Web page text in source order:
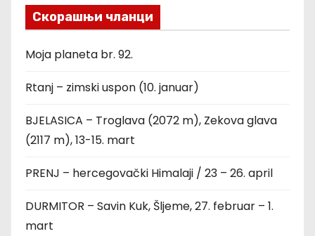
Скорашњи чланци
Moja planeta br. 92.
Rtanj – zimski uspon (10. januar)
BJELASICA – Troglava (2072 m), Zekova glava
(2117 m), 13-15. mart
PRENJ – hercegovački Himalaji / 23 – 26. april
DURMITOR – Savin Kuk, Šljeme, 27. februar – 1.
mart